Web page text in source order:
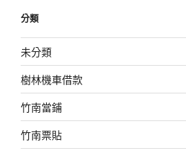
分類
未分類
樹林機車借款
竹南當鋪
竹南票貼